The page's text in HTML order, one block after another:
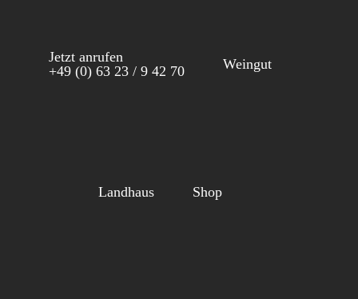
Jetzt anrufen
+49 (0) 63 23 / 9 42 70
Weingut
Landhaus Shop